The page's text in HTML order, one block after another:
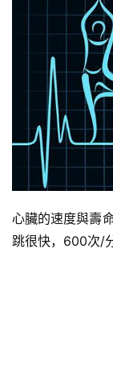
心臟的速度與壽
跳很快，600次/